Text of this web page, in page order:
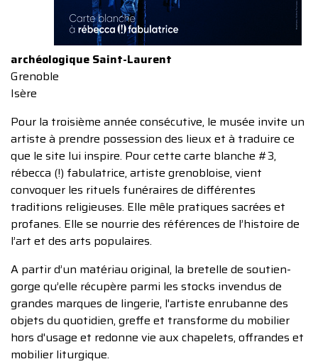
archéologique Saint-Laurent
Grenoble
Isère
Pour la troisième année consécutive, le musée invite un
artiste à prendre possession des lieux et à traduire ce
que le site lui inspire. Pour cette carte blanche #3,
rébecca (!) fabulatrice, artiste grenobloise, vient
convoquer les rituels funéraires de différentes
traditions religieuses. Elle mêle pratiques sacrées et
profanes. Elle se nourrie des références de l’histoire de
l’art et des arts populaires.
A partir d’un matériau original, la bretelle de soutien-
gorge qu’elle récupère parmi les stocks invendus de
grandes marques de lingerie, l'artiste enrubanne des
objets du quotidien, greffe et transforme du mobilier
hors d'usage et redonne vie aux chapelets, offrandes et
mobilier liturgique.